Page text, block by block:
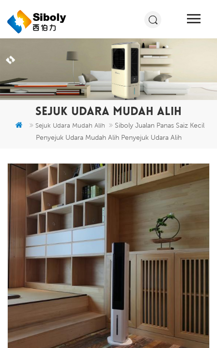
SEJUK UDARA MUDAH ALIH
Sejuk Udara Mudah Alih
Siboly Jualan Panas Saiz Kecil
Penyejuk Udara Mudah Alih Penyejuk Udara Alih